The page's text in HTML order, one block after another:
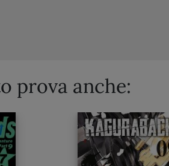
prova anche: